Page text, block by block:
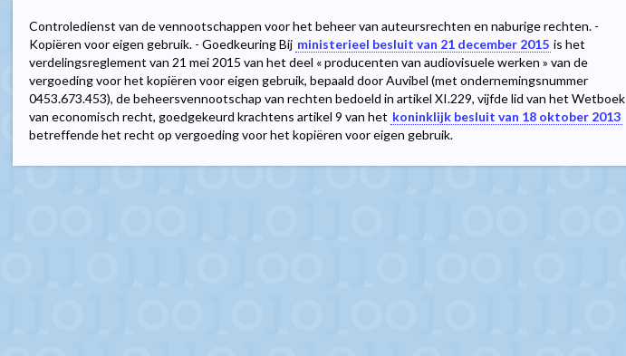
Controledienst van de vennootschappen voor het beheer van auteursrechten en naburige rechten. -
Kopiëren voor eigen gebruik. - Goedkeuring Bij ministerieel besluit van 21 december 2015 is het
verdelingsreglement van 21 mei 2015 van het deel « producenten van audiovisuele werken » van de
vergoeding voor het kopiëren voor eigen gebruik, bepaald door Auvibel (met ondernemingsnummer
0453.673.453), de beheersvennootschap van rechten bedoeld in artikel XI.229, vijfde lid van het Wetboek
van economisch recht, goedgekeurd krachtens artikel 9 van het koninklijk besluit van 18 oktober 2013
betreffende het recht op vergoeding voor het kopiëren voor eigen gebruik.